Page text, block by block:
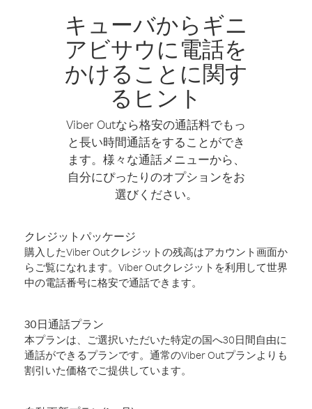
キューバからギニ
アビサウに電話を
かけることに関す
るヒント
Viber Outなら格安の通話料でもっ
と長い時間通話をすることができ
ます。様々な通話メニューから、
自分にぴったりのオプションをお
選びください。
クレジットパッケージ
購入したViber Outクレジットの残高はアカウント画面か
らご覧になれます。Viber Outクレジットを利用して世界
中の電話番号に格安で通話できます。
30日通話プラン
本プランは、ご選択いただいた特定の国へ30日間自由に
通話ができるプランです。通常のViber Outプランよりも
割引いた価格でご提供しています。